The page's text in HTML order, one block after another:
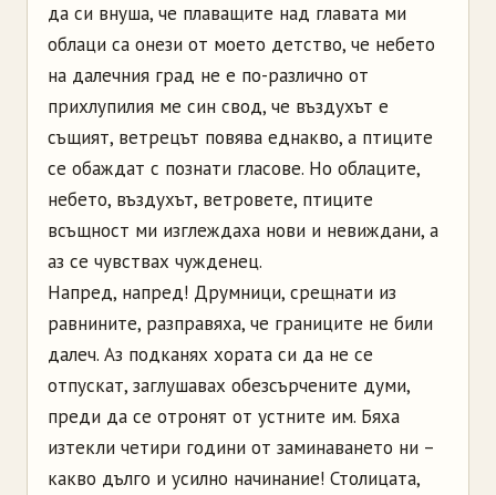
да си внуша, че плаващите над главата ми
облаци са онези от моето детство, че небето
на далечния град не е по-различно от
прихлупилия ме син свод, че въздухът е
същият, ветрецът повява еднакво, а птиците
се обаждат с познати гласове. Но облаците,
небето, въздухът, ветровете, птиците
всъщност ми изглеждаха нови и невиждани, а
аз се чувствах чужденец.
Напред, напред! Друмници, срещнати из
равнините, разправяха, че границите не били
далеч. Аз подканях хората си да не се
отпускат, заглушавах обезсърчените думи,
преди да се отронят от устните им. Бяха
изтекли четири години от заминаването ни –
какво дълго и усилно начинание! Столицата,